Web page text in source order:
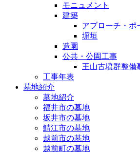
モニュメント
建築
アプローチ・ポ
塀垣
造園
公共・公園工事
王山古墳群整備
工事年表
墓地紹介
墓地紹介
福井市の墓地
坂井市の墓地
鯖江市の墓地
越前市の墓地
越前町の墓地